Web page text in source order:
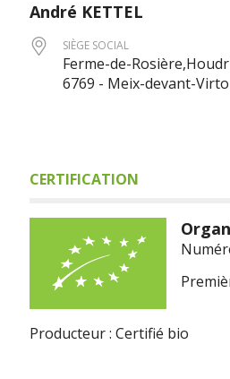
André KETTEL
SIÈGE SOCIAL
Ferme-de-
6769 - Meix-devant-
CERTIFICATION
Producteur : Certifié bio